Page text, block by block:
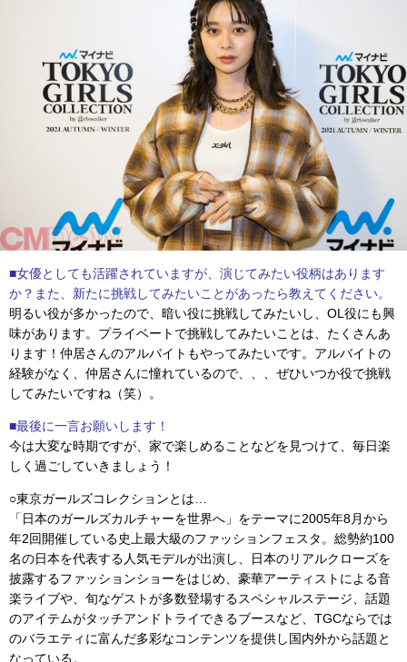
■女優としても活躍されていますが、演じてみたい役柄はあります
か？また、新たに挑戦してみたいことがあったら教えてください。
明るい役が多かったので、暗い役に挑戦してみたいし、OL役にも興
味があります。プライベートで挑戦してみたいことは、たくさんあ
ります！仲居さんのアルバイトもやってみたいです。アルバイトの
経験がなく、仲居さんに憧れているので、、、ぜひいつか役で挑戦
してみたいですね（笑）。
■最後に一言お願いします！
今は大変な時期ですが、家で楽しめることなどを見つけて、毎日楽
しく過ごしていきましょう！
○東京ガールズコレクションとは…
「日本のガールズカルチャーを世界へ」をテーマに2005年8月から
年2回開催している史上最大級のファッションフェスタ。総勢約100
名の日本を代表する人気モデルが出演し、日本のリアルクローズを
披露するファッションショーをはじめ、豪華アーティストによる音
楽ライブや、旬なゲストが多数登場するスペシャルステージ、話題
のアイテムがタッチアンドトライできるブースなど、TGCならでは
のバラエティに富んだ多彩なコンテンツを提供し国内外から話題と
なっている。